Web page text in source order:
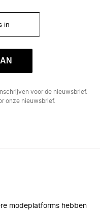
voor de nieuwsbrief.
onze nieuwsbrief.
modeplatforms hebben